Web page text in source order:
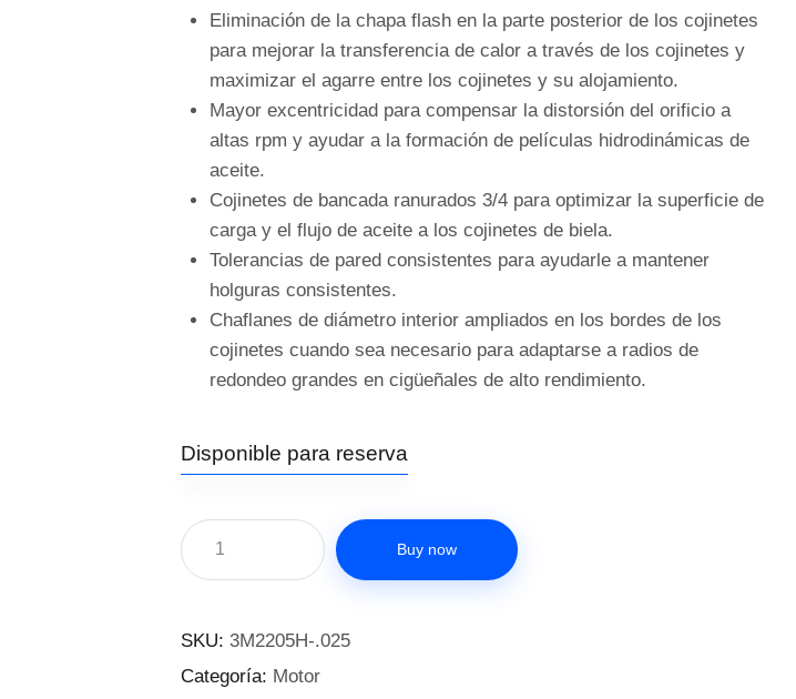
Eliminación de la chapa flash en la parte posterior de los cojinetes
para mejorar la transferencia de calor a través de los cojinetes y
maximizar el agarre entre los cojinetes y su alojamiento.
Mayor excentricidad para compensar la distorsión del orificio a
altas rpm y ayudar a la formación de películas hidrodinámicas de
aceite.
Cojinetes de bancada ranurados 3/4 para optimizar la superficie de
carga y el flujo de aceite a los cojinetes de biela.
Tolerancias de pared consistentes para ayudarle a mantener
holguras consistentes.
Chaflanes de diámetro interior ampliados en los bordes de los
cojinetes cuando sea necesario para adaptarse a radios de
redondeo grandes en cigüeñales de alto rendimiento.
Disponible para reserva
Buy now
SKU:3M2205H-.025
Categoría: Motor